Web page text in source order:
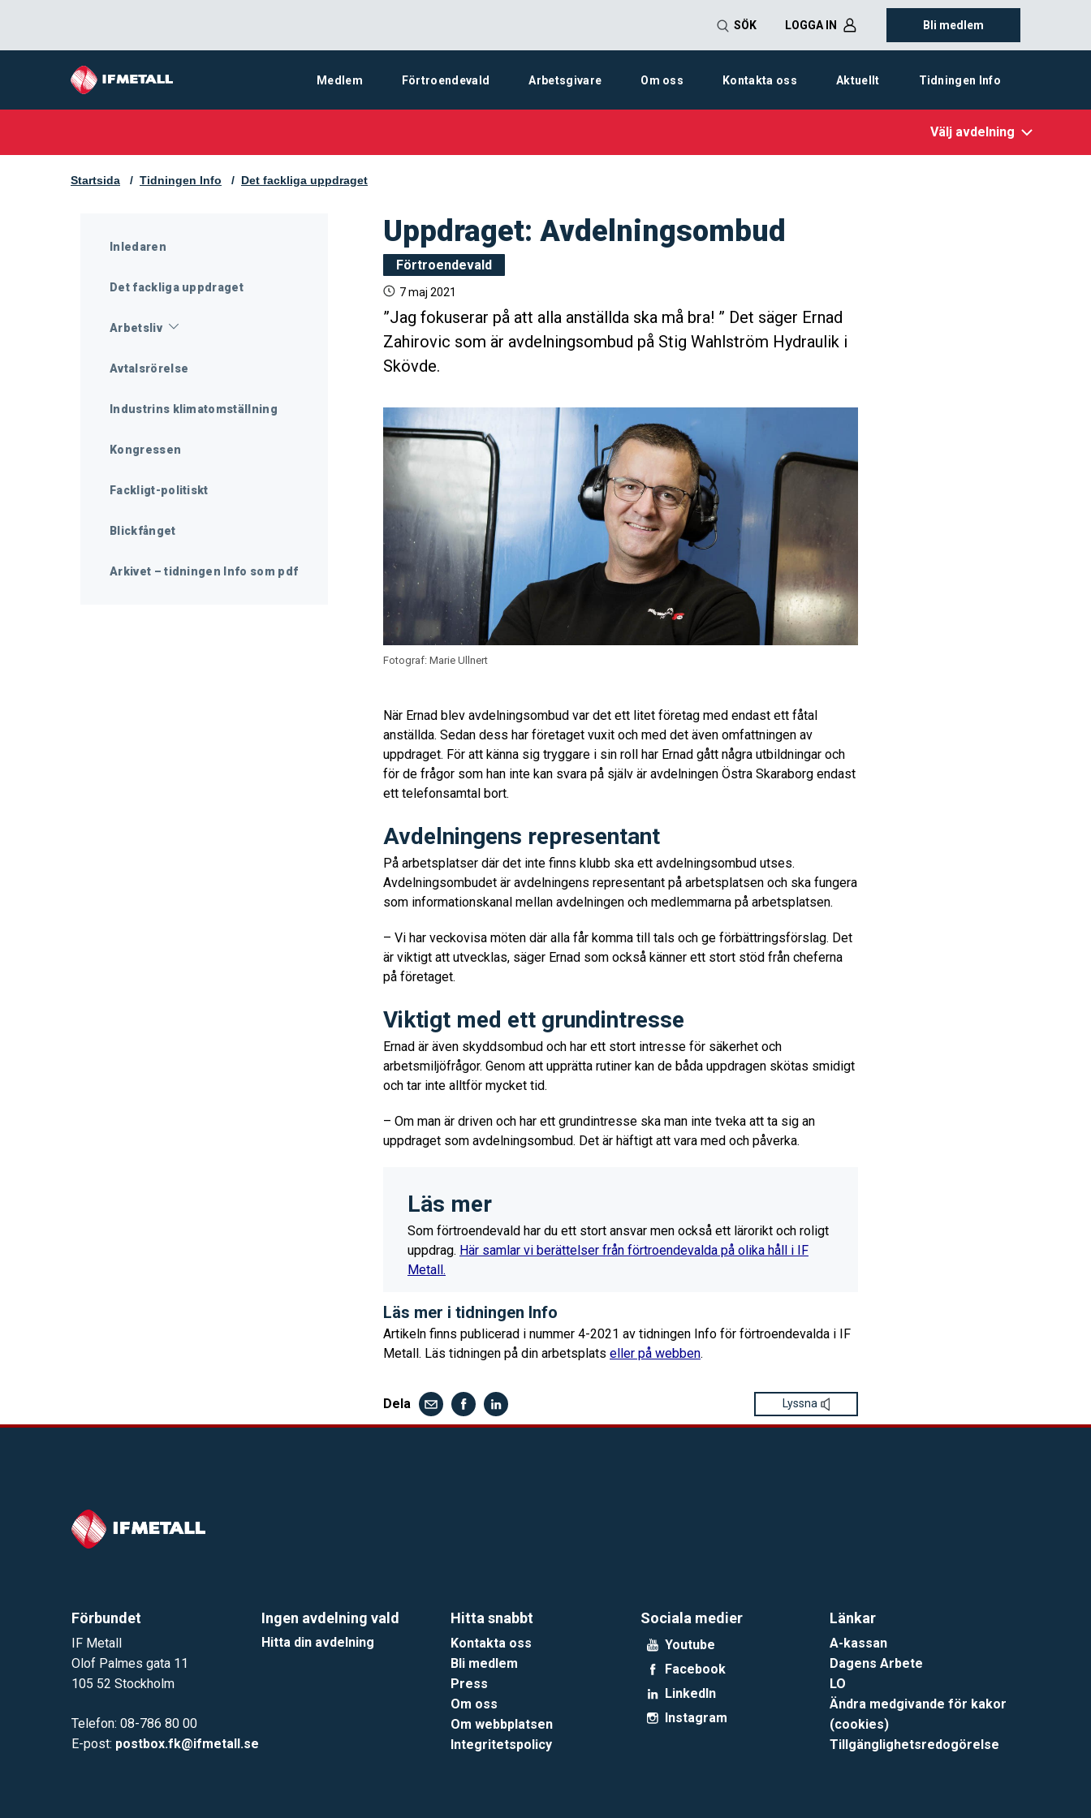
SÖK LOGGA IN Bli medlem
Medlem Förtroendevald Arbetsgivare Om oss Kontakta oss Aktuellt Tidningen Info
Välj avdelning
Startsida Tidningen Info Det fackliga uppdraget
Inledaren
Det fackliga uppdraget
Arbetsliv
Avtalsrörelse
Industrins klimatomställning
Kongressen
Fackligt-politiskt
Blickfånget
Arkivet – tidningen Info som pdf
Uppdraget: Avdelningsombud
Förtroendevald
7 maj 2021
”Jag fokuserar på att alla anställda ska må bra! ” Det säger Ernad
Zahirovic som är avdelningsombud på Stig Wahlström Hydraulik i
Skövde.
Fotograf: Marie Ullnert
När Ernad blev avdelningsombud var det ett litet företag med endast ett fåtal
anställda. Sedan dess har företaget vuxit och med det även omfattningen av
uppdraget. För att känna sig tryggare i sin roll har Ernad gått några utbildningar och
för de frågor som han inte kan svara på själv är avdelningen Östra Skaraborg endast
ett telefonsamtal bort.
Avdelningens representant
På arbetsplatser där det inte finns klubb ska ett avdelningsombud utses.
Avdelningsombudet är avdelningens representant på arbetsplatsen och ska fungera
som informationskanal mellan avdelningen och medlemmarna på arbetsplatsen.
– Vi har veckovisa möten där alla får komma till tals och ge förbättringsförslag. Det
är viktigt att utvecklas, säger Ernad som också känner ett stort stöd från cheferna
på företaget.
Viktigt med ett grundintresse
Ernad är även skyddsombud och har ett stort intresse för säkerhet och
arbetsmiljöfrågor. Genom att upprätta rutiner kan de båda uppdragen skötas smidigt
och tar inte alltför mycket tid.
– Om man är driven och har ett grundintresse ska man inte tveka att ta sig an
uppdraget som avdelningsombud. Det är häftigt att vara med och påverka.
Läs mer
Som förtroendevald har du ett stort ansvar men också ett lärorikt och roligt
uppdrag. Här samlar vi berättelser från förtroendevalda på olika håll i IF
Metall.
Läs mer i tidningen Info
Artikeln finns publicerad i nummer 4-2021 av tidningen Info för förtroendevalda i IF
Metall. Läs tidningen på din arbetsplats eller på webben.
Dela Lyssna
Förbundet
IF Metall
Olof Palmes gata 11
105 52 Stockholm
Telefon: 08-786 80 00
E-post: postbox.fk@ifmetall.se
Ingen avdelning vald
Hitta din avdelning
Hitta snabbt
Kontakta oss
Bli medlem
Press
Om oss
Om webbplatsen
Integritetspolicy
Sociala medier
Youtube
Facebook
LinkedIn
Instagram
Länkar
A-kassan
Dagens Arbete
LO
Ändra medgivande för kakor
(cookies)
Tillgänglighetsredogörelse